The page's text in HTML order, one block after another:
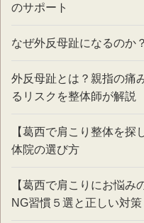
のサポート
なぜ外反母趾になるのか
外反母趾とは？親指の痛
るリスクを整体師が解説
【葛西で肩こり整体を
体院の選び方
【葛西で肩こりにお悩み
NG習慣５選と正しい対策